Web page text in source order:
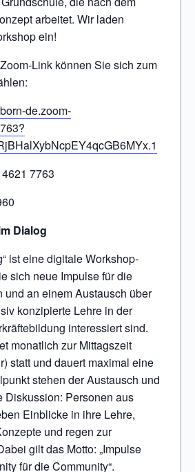
arbeitet. Wir laden
ein!
Link können Sie sich zum
de.zoom-
7763
Dialog
ist eine digitale Workshop-
sich neue Impulse für die
und an einem Austausch über
konzipierte Lehre in der
interessiert sind.
monatlich zur Mittagszeit
statt und dauert maximal eine
stehen der Austausch und
Diskussion: Personen aus
Einblicke in ihre Lehre,
und regen zur
gilt das Motto: „Impulse
für die Community“.